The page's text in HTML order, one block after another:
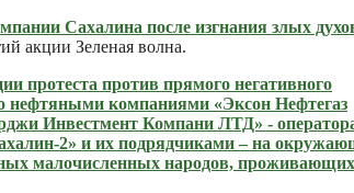
Сахалина после изгнания злых
акции Зеленая волна.
протеста против прямого негативного
нефтяными компаниями «Эксон Нефтегаз
Инвестмент Компани ЛТД» -
2» и их подрядчиками – на
малочисленных народов,